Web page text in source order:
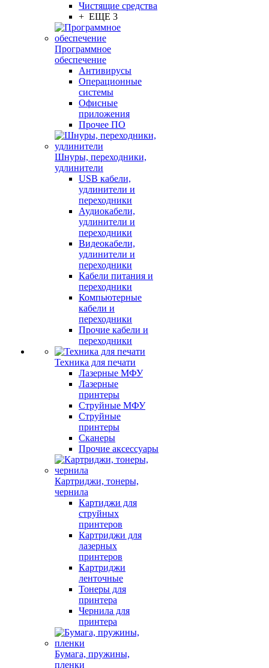
Чистящие средства
+ ЕЩЕ 3
Программное
обеспечение
Антивирусы
Операционные
системы
Офисные
приложения
Прочее ПО
Шнуры, переходники,
удлинители
USB кабели,
удлинители и
переходники
Аудиокабели,
удлинители и
переходники
Видеокабели,
удлинители и
переходники
Кабели питания и
переходники
Компьютерные
кабели и
переходники
Прочие кабели и
переходники
Техника для печати
Лазерные МФУ
Лазерные
принтеры
Струйные МФУ
Струйные
принтеры
Сканеры
Прочие аксессуары
Картриджи, тонеры,
чернила
Картиджи для
струйных
принтеров
Картриджи для
лазерных
принтеров
Картриджи
ленточные
Тонеры для
принтера
Чернила для
принтера
Бумага, пружины,
пленки